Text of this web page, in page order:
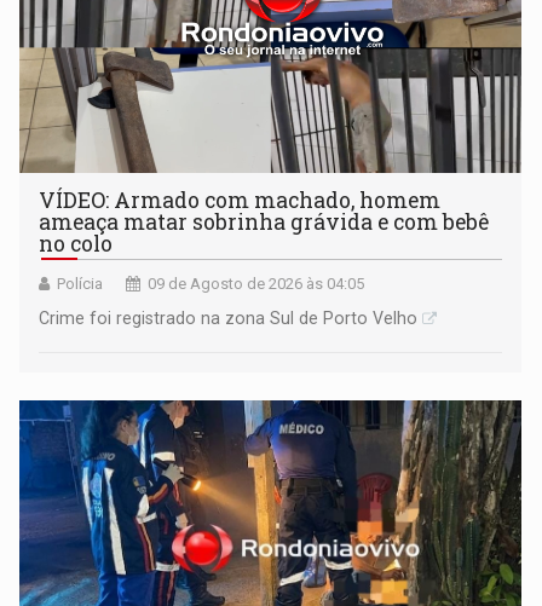
VÍDEO: Armado com machado, homem
ameaça matar sobrinha grávida e com bebê
no colo
Polícia 09 de Agosto de 2026 às 04:05
Crime foi registrado na zona Sul de Porto Velho